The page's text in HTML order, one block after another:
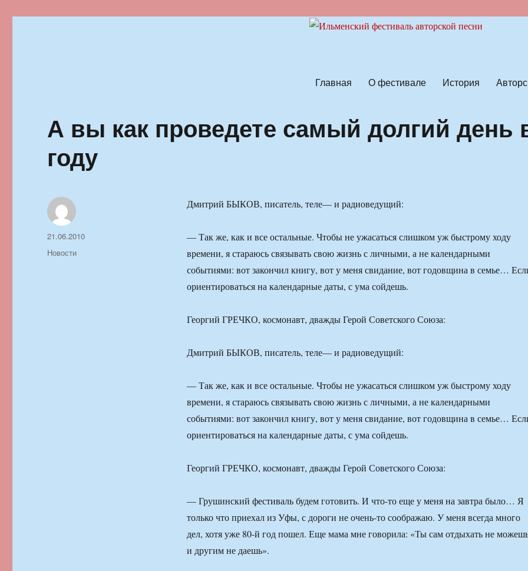
Главная О фестивале История
А вы как проведете самый долгий день
году
Дмитрий БЫКОВ, писатель, теле— и радиоведущий:
— Так же, как и все остальные. Чтобы не ужасаться слишком уж быстрому ходу
времени, я стараюсь связывать свою жизнь с личными, а не календарными
событиями: вот закончил книгу, вот у меня свидание, вот годовщина в семье…
ориентироваться на календарные даты, с ума сойдешь.
Георгий ГРЕЧКО, космонавт, дважды Герой Советского Союза:
Дмитрий БЫКОВ, писатель, теле— и радиоведущий:
— Так же, как и все остальные. Чтобы не ужасаться слишком уж быстрому ходу
времени, я стараюсь связывать свою жизнь с личными, а не календарными
событиями: вот закончил книгу, вот у меня свидание, вот годовщина в семье…
ориентироваться на календарные даты, с ума сойдешь.
Георгий ГРЕЧКО, космонавт, дважды Герой Советского Союза:
— Грушинский фестиваль будем готовить. И что-то еще у меня на завтра было… Я
только что приехал из Уфы, с дороги не очень-то соображаю. У меня всегда много
дел, хотя уже 80-й год пошел. Еще мама мне говорила: «Ты сам отдыхать не
и другим не даешь».
Автор
Опубликовано
21.06.2010
Рубрики
Новости